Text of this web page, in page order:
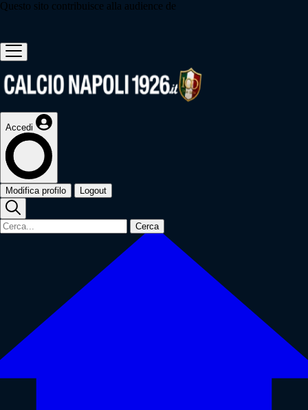
Questo sito contribuisce alla audience de
Accedi
Modifica profilo Logout
Cerca